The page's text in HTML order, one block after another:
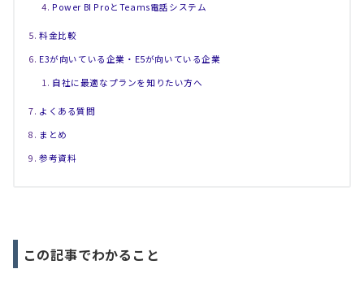
Power BI ProとTeams電話システム
料金比較
E3が向いている企業・E5が向いている企業
自社に最適なプランを知りたい方へ
よくある質問
まとめ
参考資料
この記事でわかること